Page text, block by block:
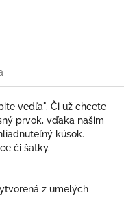
vedľa". Či už chcete
prvok, vďaka našim
kúsok.
či šatky.
z umelých